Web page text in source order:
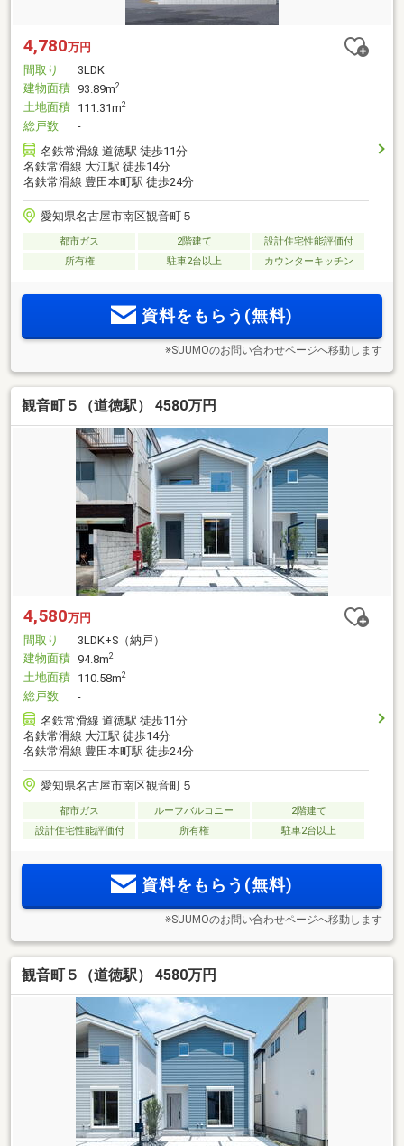
4,780万円
間取り
3LDK
建物面積 93.89m2
土地面積 111.31m2
総戸数
-
名鉄常滑線 道徳駅 徒歩11分
名鉄常滑線 大江駅 徒歩14分
名鉄常滑線 豊田本町駅 徒歩24分
愛知県名古屋市南区観音町５
都市ガス 2階建て
設計住宅性能評価付
所有権
駐車2台以上 カウンターキッチン
資料をもらう(無料)
※SUUMOのお問い合わせページへ移動します
観音町５（道徳駅） 4580万円
4,580万円
間取り
3LDK+S（納戸）
建物面積 94.8m2
土地面積 110.58m2
総戸数
-
名鉄常滑線 道徳駅 徒歩11分
名鉄常滑線 大江駅 徒歩14分
名鉄常滑線 豊田本町駅 徒歩24分
愛知県名古屋市南区観音町５
都市ガス ルーフバルコニー
2階建て
設計住宅性能評価付
所有権 駐車2台以上
資料をもらう(無料)
※SUUMOのお問い合わせページへ移動します
観音町５（道徳駅） 4580万円